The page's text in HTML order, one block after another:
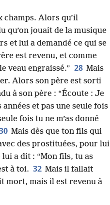
champs. Alors qu’il
qu’on jouait de la musique
et lui a demandé ce qui se
est revenu, et comme
veau engraissé.” 28 Mais
Alors son père est sorti
à son père : “Écoute : Je
et pas une seule fois
fois tu ne m’as donné
Mais dès que ton fils qui
des prostituées, pour lui
a dit : “Mon fils, tu as
à toi. 32 Mais il fallait
mort, mais il est revenu à